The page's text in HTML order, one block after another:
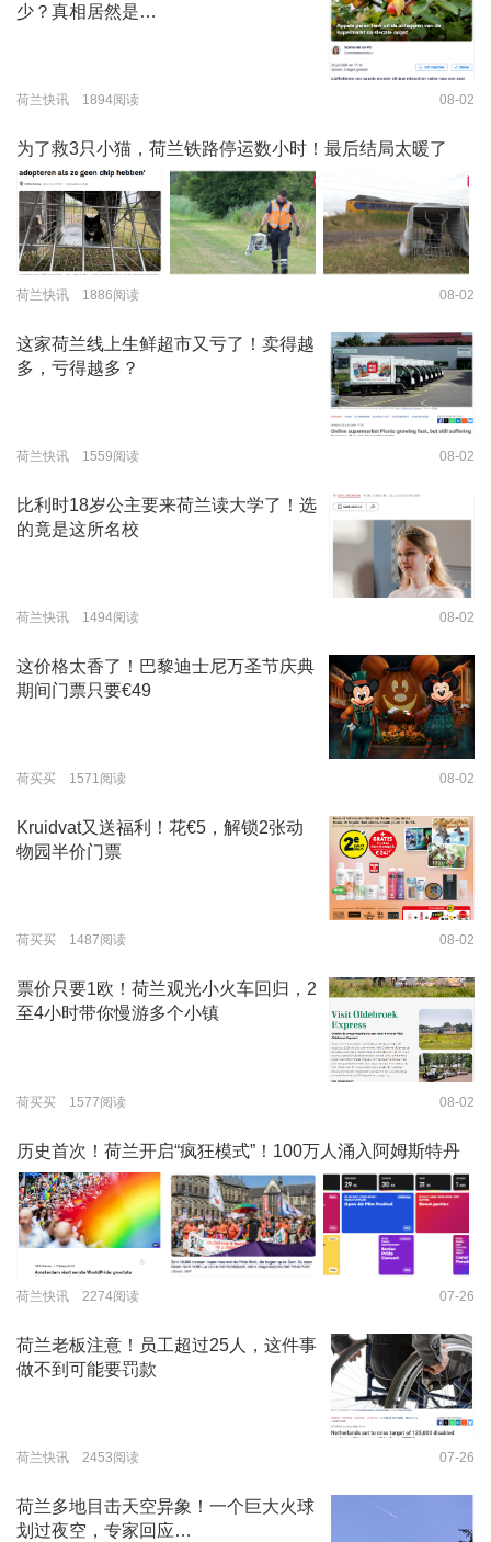
少？真相居然是…
荷兰快讯 1894阅读 08-02
为了救3只小猫，荷兰铁路停运数小时！最后结局太暖了
荷兰快讯 1886阅读 08-02
这家荷兰线上生鲜超市又亏了！卖得越
多，亏得越多？
荷兰快讯 1559阅读 08-02
比利时18岁公主要来荷兰读大学了！选
的竟是这所名校
荷兰快讯 1494阅读 08-02
这价格太香了！巴黎迪士尼万圣节庆典
期间门票只要€49
荷买买 1571阅读 08-02
Kruidvat又送福利！花€5，解锁2张动
物园半价门票
荷买买 1487阅读 08-02
票价只要1欧！荷兰观光小火车回归，2
至4小时带你慢游多个小镇
荷买买 1577阅读 08-02
历史首次！荷兰开启“疯狂模式”！100万人涌入阿姆斯特丹
荷兰快讯 2274阅读 07-26
荷兰老板注意！员工超过25人，这件事
做不到可能要罚款
荷兰快讯 2453阅读 07-26
荷兰多地目击天空异象！一个巨大火球
划过夜空，专家回应…